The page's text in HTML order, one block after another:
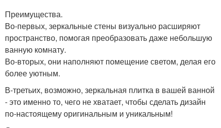
Преимущества.
Во-первых, зеркальные стены визуально расширяют
пространство, помогая преобразовать даже небольшую
ванную комнату.
Во-вторых, они наполняют помещение светом, делая его
более уютным.
В-третьих, возможно, зеркальная плитка в вашей ванной
- это именно то, чего не хватает, чтобы сделать дизайн
по-настоящему оригинальным и уникальным!